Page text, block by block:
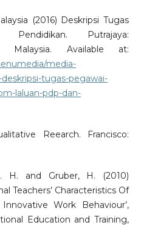
(2016) Deskripsi Tugas
Pendidikan. Putrajaya:
Malaysia. Available at:
media-
tugas-pegawai-
laluan-pdp-dan-
Reearch. Francisco:
H. and Gruber, H. (2010)
Teachers’ Characteristics Of
Work Behaviour’,
Education and Training,